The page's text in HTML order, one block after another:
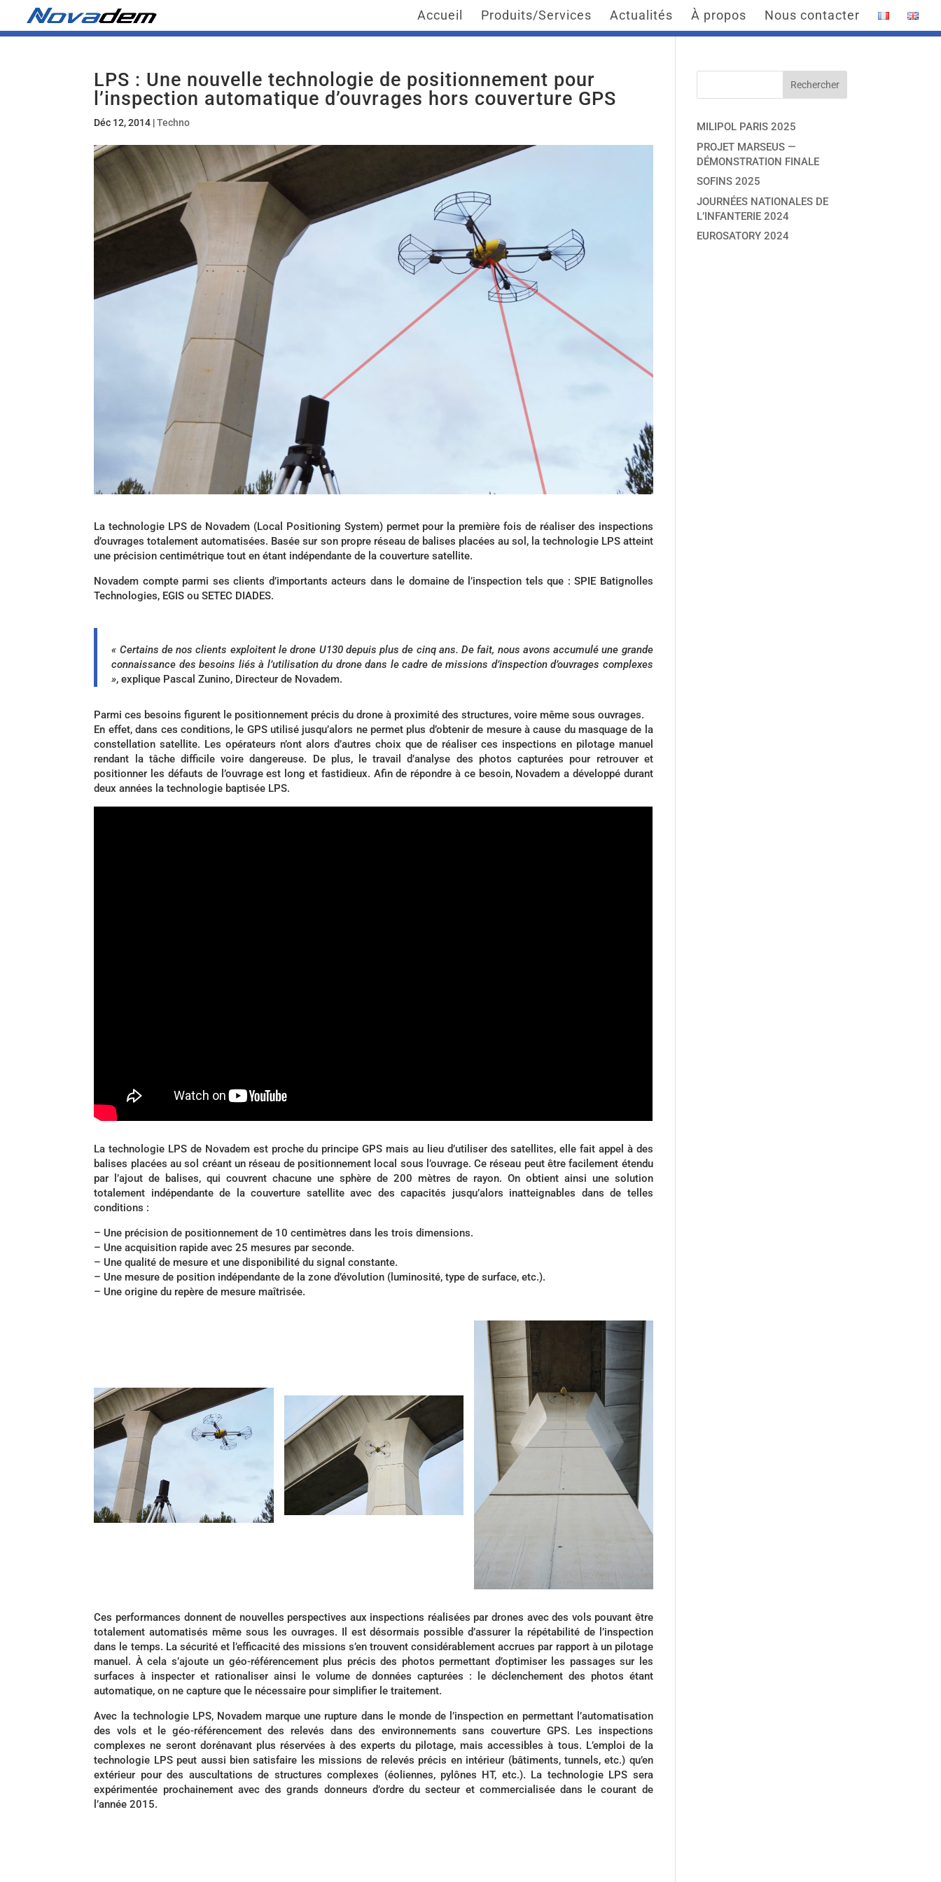
Accueil Produits/Services Actualités À propos Nous contacter
LPS : Une nouvelle technologie de positionnement pour
l’inspection automatique d’ouvrages hors couverture GPS
Déc 12, 2014 |Techno
La technologie LPS de Novadem (Local Positioning System) permet pour la première fois de réaliser des inspections
d’ouvrages totalement automatisées. Basée sur son propre réseau de balises placées au sol, la technologie LPS atteint
une précision centimétrique tout en étant indépendante de la couverture satellite.
Novadem compte parmi ses clients d’importants acteurs dans le domaine de l’inspection tels que : SPIE Batignolles
Technologies, EGIS ou SETEC DIADES.
« Certains de nos clients exploitent le drone U130 depuis plus de cinq ans. De fait, nous avons accumulé une grande
connaissance des besoins liés à l’utilisation du drone dans le cadre de missions d’inspection d’ouvrages complexes
», explique Pascal Zunino, Directeur de Novadem.
Parmi ces besoins figurent le positionnement précis du drone à proximité des structures, voire même sous ouvrages.
En effet, dans ces conditions, le GPS utilisé jusqu’alors ne permet plus d’obtenir de mesure à cause du masquage de la
constellation satellite. Les opérateurs n’ont alors d’autres choix que de réaliser ces inspections en pilotage manuel
rendant la tâche difficile voire dangereuse. De plus, le travail d’analyse des photos capturées pour retrouver et
positionner les défauts de l’ouvrage est long et fastidieux. Afin de répondre à ce besoin, Novadem a développé durant
deux années la technologie baptisée LPS.
La technologie LPS de Novadem est proche du principe GPS mais au lieu d’utiliser des satellites, elle fait appel à des
balises placées au sol créant un réseau de positionnement local sous l’ouvrage. Ce réseau peut être facilement étendu
par l’ajout de balises, qui couvrent chacune une sphère de 200 mètres de rayon. On obtient ainsi une solution
totalement indépendante de la couverture satellite avec des capacités jusqu’alors inatteignables dans de telles
conditions :
– Une précision de positionnement de 10 centimètres dans les trois dimensions.
– Une acquisition rapide avec 25 mesures par seconde.
– Une qualité de mesure et une disponibilité du signal constante.
– Une mesure de position indépendante de la zone d’évolution (luminosité, type de surface, etc.).
– Une origine du repère de mesure maîtrisée.
Ces performances donnent de nouvelles perspectives aux inspections réalisées par drones avec des vols pouvant être
totalement automatisés même sous les ouvrages. Il est désormais possible d’assurer la répétabilité de l’inspection
dans le temps. La sécurité et l’efficacité des missions s’en trouvent considérablement accrues par rapport à un pilotage
manuel. À cela s’ajoute un géo-référencement plus précis des photos permettant d’optimiser les passages sur les
surfaces à inspecter et rationaliser ainsi le volume de données capturées : le déclenchement des photos étant
automatique, on ne capture que le nécessaire pour simplifier le traitement.
Avec la technologie LPS, Novadem marque une rupture dans le monde de l’inspection en permettant l’automatisation
des vols et le géo-référencement des relevés dans des environnements sans couverture GPS. Les inspections
complexes ne seront dorénavant plus réservées à des experts du pilotage, mais accessibles à tous. L’emploi de la
technologie LPS peut aussi bien satisfaire les missions de relevés précis en intérieur (bâtiments, tunnels, etc.) qu’en
extérieur pour des auscultations de structures complexes (éoliennes, pylônes HT, etc.). La technologie LPS sera
expérimentée prochainement avec des grands donneurs d’ordre du secteur et commercialisée dans le courant de
l’année 2015.
MILIPOL PARIS 2025
PROJET MARSEUS —
DÉMONSTRATION FINALE
SOFINS 2025
JOURNÉES NATIONALES DE
L’INFANTERIE 2024
EUROSATORY 2024